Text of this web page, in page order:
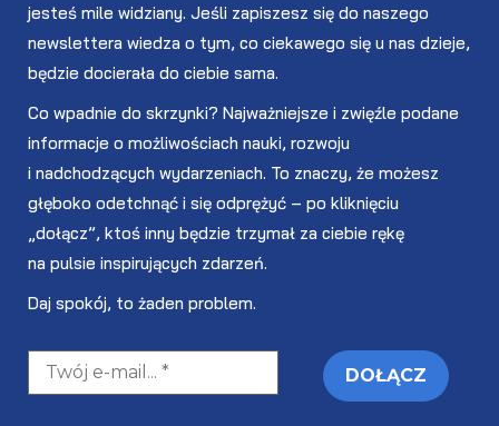
jesteś mile widziany. Jeśli zapiszesz się do naszego
newslettera wiedza o tym, co ciekawego się u nas dzieje,
będzie docierała do ciebie sama.
Co wpadnie do skrzynki? Najważniejsze i zwięźle podane
informacje o możliwościach nauki, rozwoju
i nadchodzących wydarzeniach. To znaczy, że możesz
głęboko odetchnąć i się odprężyć – po kliknięciu
„dołącz”, ktoś inny będzie trzymał za ciebie rękę
na pulsie inspirujących zdarzeń.
Daj spokój, to żaden problem.